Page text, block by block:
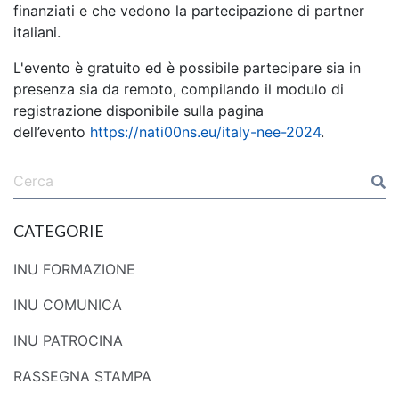
finanziati e che vedono la partecipazione di partner
italiani.
L'evento è gratuito ed è possibile partecipare sia in
presenza sia da remoto, compilando il modulo di
registrazione disponibile sulla pagina
dell’evento https://nati00ns.eu/italy-nee-2024.
CATEGORIE
INU FORMAZIONE
INU COMUNICA
INU PATROCINA
RASSEGNA STAMPA